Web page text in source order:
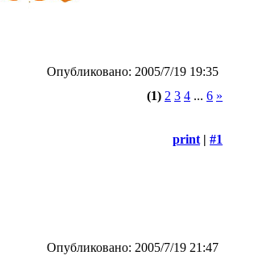
Опубликовано: 2005/7/19 19:35
(1) 2 3 4 ... 6 »
print | #1
Опубликовано: 2005/7/19 21:47